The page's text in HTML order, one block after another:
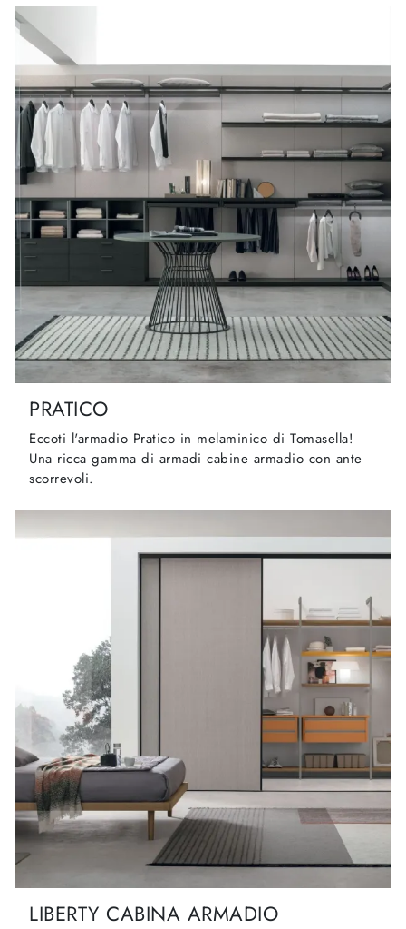
PRATICO
Eccoti l'armadio Pratico in melaminico di Tomasella!
Una ricca gamma di armadi cabine armadio con ante
scorrevoli.
LIBERTY CABINA ARMADIO